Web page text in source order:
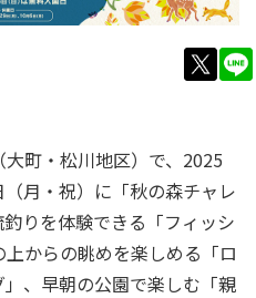
町・松川地区）で、2025
月・祝）に「秋の森チャレ
りを体験できる「フィッシ
からの眺めを楽しめる「ロ
、早朝の公園で楽しむ「親